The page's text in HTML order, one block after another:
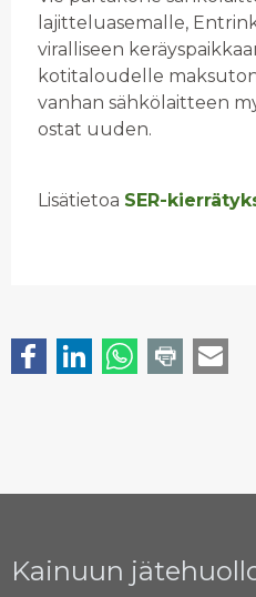
lajitteluasemalle,
viralliseen
kotitaloudelle
vanhan sähkölaitteen
ostat uuden.
Lisätietoa SER-
Kainuun